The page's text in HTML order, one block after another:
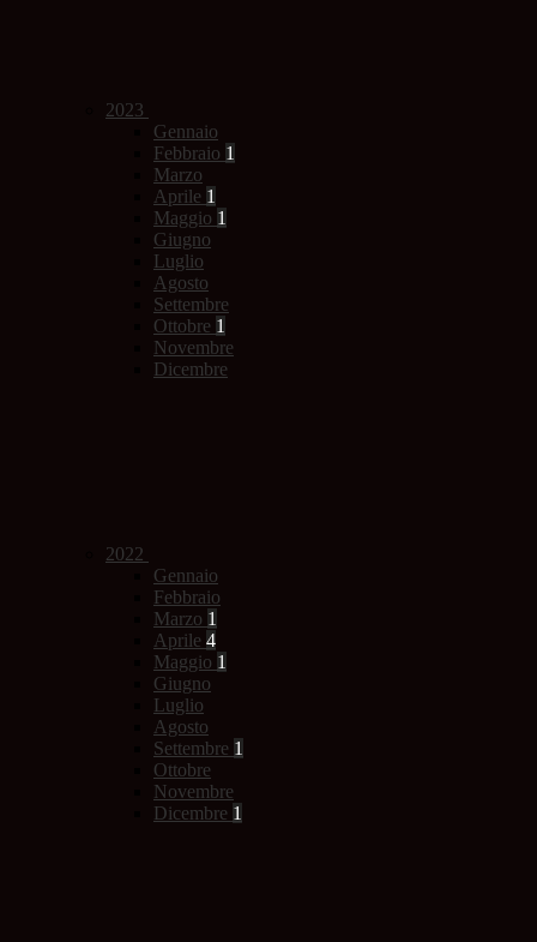
2023
Gennaio
Febbraio 1
Marzo
Aprile 1
Maggio 1
Giugno
Luglio
Agosto
Settembre
Ottobre 1
Novembre
Dicembre
2022
Gennaio
Febbraio
Marzo 1
Aprile 4
Maggio 1
Giugno
Luglio
Agosto
Settembre 1
Ottobre
Novembre
Dicembre 1